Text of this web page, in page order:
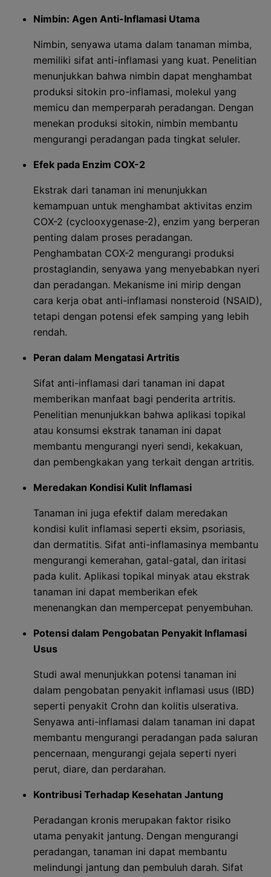
Nimbin: Agen Anti-Inflamasi Utama
Nimbin, senyawa utama dalam tanaman mimba,
memiliki sifat anti-inflamasi yang kuat. Penelitian
menunjukkan bahwa nimbin dapat menghambat
produksi sitokin pro-inflamasi, molekul yang
memicu dan memperparah peradangan. Dengan
menekan produksi sitokin, nimbin membantu
mengurangi peradangan pada tingkat seluler.
Efek pada Enzim COX-2
Ekstrak dari tanaman ini menunjukkan
kemampuan untuk menghambat aktivitas enzim
COX-2 (cyclooxygenase-2), enzim yang berperan
penting dalam proses peradangan.
Penghambatan COX-2 mengurangi produksi
prostaglandin, senyawa yang menyebabkan nyeri
dan peradangan. Mekanisme ini mirip dengan
cara kerja obat anti-inflamasi nonsteroid (NSAID),
tetapi dengan potensi efek samping yang lebih
rendah.
Peran dalam Mengatasi Artritis
Sifat anti-inflamasi dari tanaman ini dapat
memberikan manfaat bagi penderita artritis.
Penelitian menunjukkan bahwa aplikasi topikal
atau konsumsi ekstrak tanaman ini dapat
membantu mengurangi nyeri sendi, kekakuan,
dan pembengkakan yang terkait dengan artritis.
Meredakan Kondisi Kulit Inflamasi
Tanaman ini juga efektif dalam meredakan
kondisi kulit inflamasi seperti eksim, psoriasis,
dan dermatitis. Sifat anti-inflamasinya membantu
mengurangi kemerahan, gatal-gatal, dan iritasi
pada kulit. Aplikasi topikal minyak atau ekstrak
tanaman ini dapat memberikan efek
menenangkan dan mempercepat penyembuhan.
Potensi dalam Pengobatan Penyakit Inflamasi
Usus
Studi awal menunjukkan potensi tanaman ini
dalam pengobatan penyakit inflamasi usus (IBD)
seperti penyakit Crohn dan kolitis ulserativa.
Senyawa anti-inflamasi dalam tanaman ini dapat
membantu mengurangi peradangan pada saluran
pencernaan, mengurangi gejala seperti nyeri
perut, diare, dan perdarahan.
Kontribusi Terhadap Kesehatan Jantung
Peradangan kronis merupakan faktor risiko
utama penyakit jantung. Dengan mengurangi
peradangan, tanaman ini dapat membantu
melindungi jantung dan pembuluh darah. Sifat